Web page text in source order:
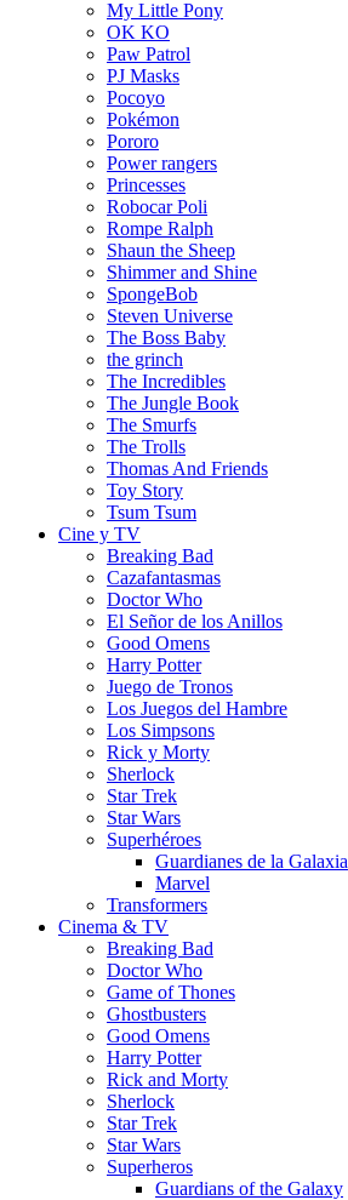
My Little Pony
OK KO
Paw Patrol
PJ Masks
Pocoyo
Pokémon
Pororo
Power rangers
Princesses
Robocar Poli
Rompe Ralph
Shaun the Sheep
Shimmer and Shine
SpongeBob
Steven Universe
The Boss Baby
the grinch
The Incredibles
The Jungle Book
The Smurfs
The Trolls
Thomas And Friends
Toy Story
Tsum Tsum
Cine y TV
Breaking Bad
Cazafantasmas
Doctor Who
El Señor de los Anillos
Good Omens
Harry Potter
Juego de Tronos
Los Juegos del Hambre
Los Simpsons
Rick y Morty
Sherlock
Star Trek
Star Wars
Superhéroes
Guardianes de la Galaxia
Marvel
Transformers
Cinema & TV
Breaking Bad
Doctor Who
Game of Thones
Ghostbusters
Good Omens
Harry Potter
Rick and Morty
Sherlock
Star Trek
Star Wars
Superheros
Guardians of the Galaxy